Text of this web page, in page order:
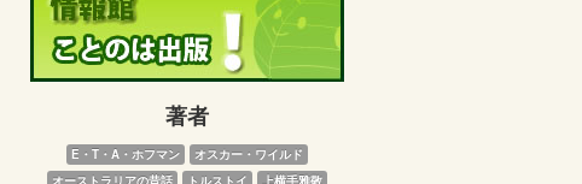
著者
E・T・A・ホフマン
オスカー・ワイルド
オーストラリアの昔話
トルストイ
上横手雅敬